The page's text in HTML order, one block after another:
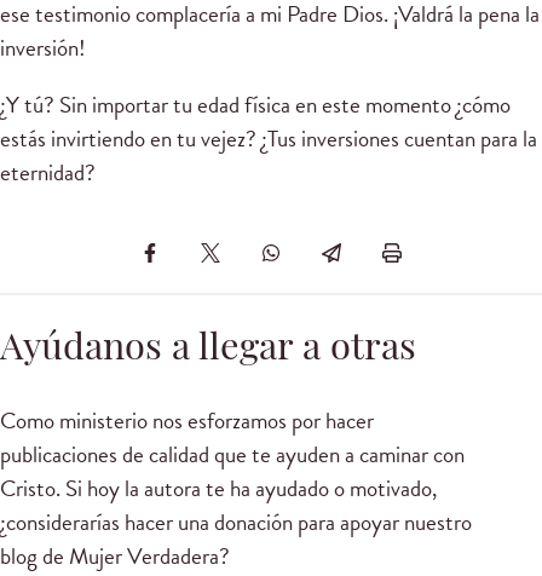
ese testimonio complacería a mi Padre Dios. ¡Valdrá la pena la
inversión!
¿Y tú? Sin importar tu edad física en este momento ¿cómo
estás invirtiendo en tu vejez? ¿Tus inversiones cuentan para la
eternidad?
Ayúdanos a llegar a otras
Como ministerio nos esforzamos por hacer
publicaciones de calidad que te ayuden a caminar con
Cristo. Si hoy la autora te ha ayudado o motivado,
¿considerarías hacer una donación para apoyar nuestro
blog de Mujer Verdadera?